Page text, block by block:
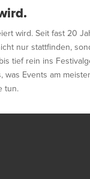
wird. Seit fast 20
nur stattfinden,
tief rein ins
was Events am
tun.